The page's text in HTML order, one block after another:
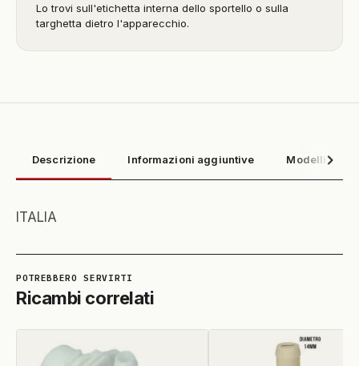
Lo trovi sull'etichetta interna dello sportello o sulla
targhetta dietro l'apparecchio.
Descrizione Informazioni aggiuntive Modelli
ITALIA
Ricambi correlati